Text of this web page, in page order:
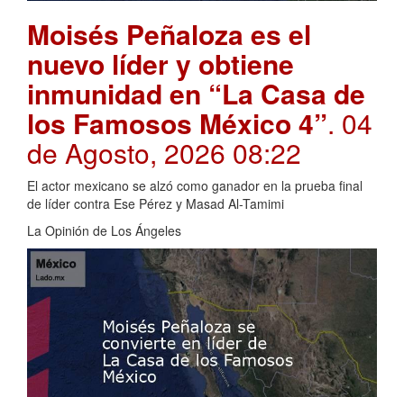
Moisés Peñaloza es el
nuevo líder y obtiene
inmunidad en “La Casa de
los Famosos México 4”. 04
de Agosto, 2026 08:22
El actor mexicano se alzó como ganador en la prueba final
de líder contra Ese Pérez y Masad Al-Tamimi
La Opinión de Los Ángeles